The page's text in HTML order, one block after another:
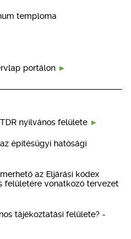
temploma
portálon
nyilvános felülete
építésügyi hatósági
az Eljárási kódex
felületére vonatkozó tervezet
tájékoztatási felülete? -